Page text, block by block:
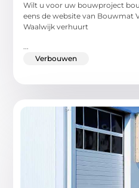
Wilt u voor uw bouwproject
eens de website van Bouwmat
Waalwijk verhuurt
Verbouwen